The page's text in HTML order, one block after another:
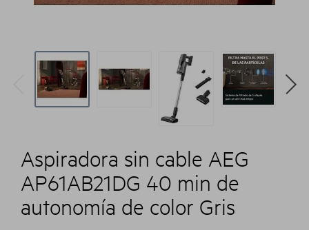
Aspiradora sin cable AEG
AP61AB21DG 40 min de
autonomía de color Gris